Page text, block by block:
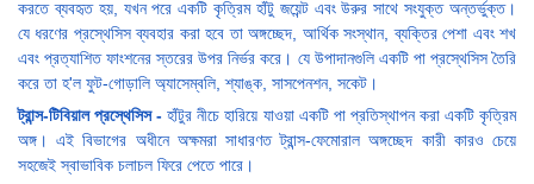
করতে ব্যবহৃত হয়, যখন পরে একটি কৃত্রিম হাঁটু জয়েন্ট এবং উরুর সাথে সংযুক্ত অন্তর্ভুক্ত।
যে ধরণের প্রস্থেসিস ব্যবহার করা হবে তা অঙ্গচ্ছেদ, আর্থিক সংস্থান, ব্যক্তির পেশা এবং শখ
এবং প্রত্যাশিত ফাংশনের স্তরের উপর নির্ভর করে। যে উপাদানগুলি একটি পা প্রস্থেসিস তৈরি
করে তা হ'ল ফুট-গোড়ালি অ্যাসেম্বলি, শ্যাঙ্ক, সাসপেনশন, সকেট।
ট্রান্স-টিবিয়াল প্রস্থেসিস -হাঁটুর নীচে হারিয়ে যাওয়া একটি পা প্রতিস্থাপন করা একটি কৃত্রিম
অঙ্গ। এই বিভাগের অধীনে অক্ষমরা সাধারণত ট্রান্স-ফেমোরাল অঙ্গচ্ছেদ কারী কারও চেয়ে
সহজেই স্বাভাবিক চলাচল ফিরে পেতে পারে।